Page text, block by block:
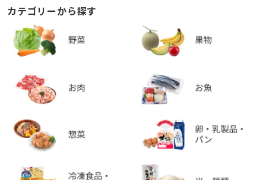
カテゴリーから探す